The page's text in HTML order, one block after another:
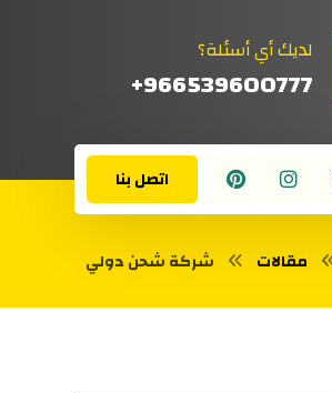
لديك أي أسئلة؟
966539600777+
اتصل بنا
مقالات شركة شحن دولي